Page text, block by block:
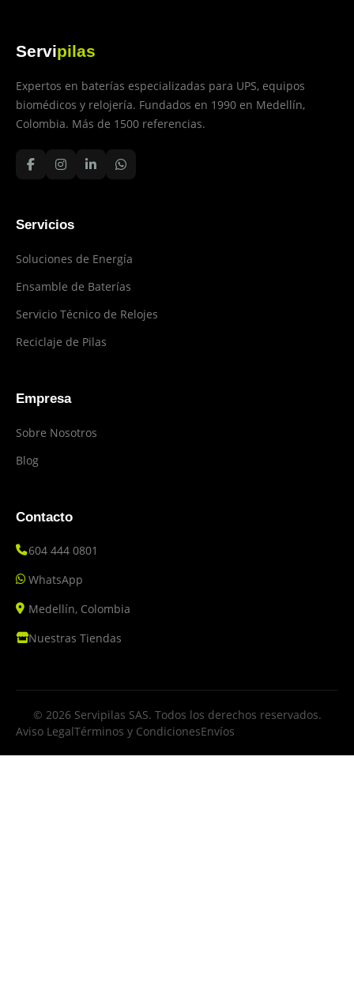
Servipilas
Expertos en baterías especializadas para UPS, equipos
biomédicos y relojería. Fundados en 1990 en Medellín,
Colombia. Más de 1500 referencias.
Servicios
Soluciones de Energía
Ensamble de Baterías
Servicio Técnico de Relojes
Reciclaje de Pilas
Empresa
Sobre Nosotros
Blog
Contacto
604 444 0801
WhatsApp
Medellín, Colombia
Nuestras Tiendas
© 2026 Servipilas SAS. Todos los derechos reservados.
Aviso LegalTérminos y CondicionesEnvíos